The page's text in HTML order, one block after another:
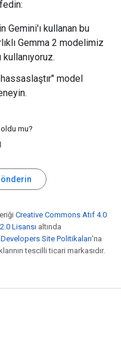
Gemini'ı kullanan bu
Gemma 2 modelimiz
kullanıyoruz.
model
oldu mu?
Creative Commons Atıf 4.0
Lisansı altında
Site Politikaları'na
tescilli ticari markasıdır.